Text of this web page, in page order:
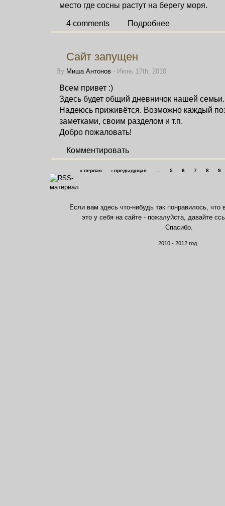
место где сосны растут на берегу моря.
4 comments Подробнее
Сайт запущен
By Миша Антонов - Июнь 17th, 2010
Всем привет :)
Здесь будет общий дневничок нашей семьи.
Надеюсь приживётся. Возможно каждый
заметками, своим разделом и т.п.
Добро пожаловать!
Комментировать
« первая ‹ предыдущая 5 6 7 8 9
Если вам здесь что-нибудь так понравилось, что
это у себя на сайте - пожалуйста, давайте
Спасибо.
2010 - 2012 год